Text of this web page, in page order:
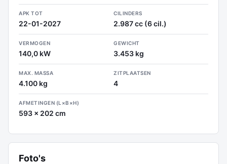
APK TOT
22-01-2027
CILINDERS
2.987 cc (6 cil.)
VERMOGEN
140,0 kW
GEWICHT
3.453 kg
MAX. MASSA
4.100 kg
ZITPLAATSEN
4
AFMETINGEN (L×B×H)
593 x 202 cm
Foto's